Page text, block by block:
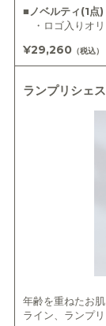
■ノベルティ(1点)
・ロゴ入りオ
¥29,260（税込）
ランプリシェ
年齢を重ねたお
ライン、ランプ